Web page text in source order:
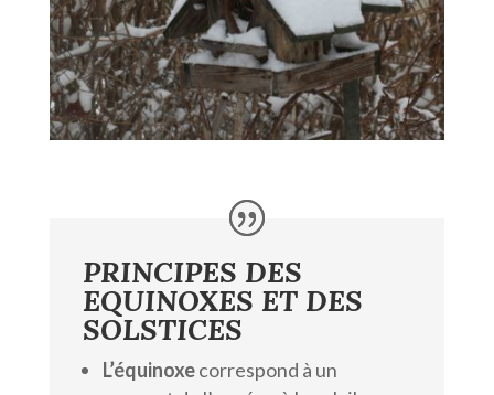
PRINCIPES DES
EQUINOXES ET DES
SOLSTICES
L’équinoxecorrespond à un